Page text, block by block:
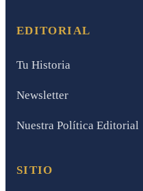
EDITORIAL
Tu Historia
Newsletter
Nuestra Política Editorial
SITIO